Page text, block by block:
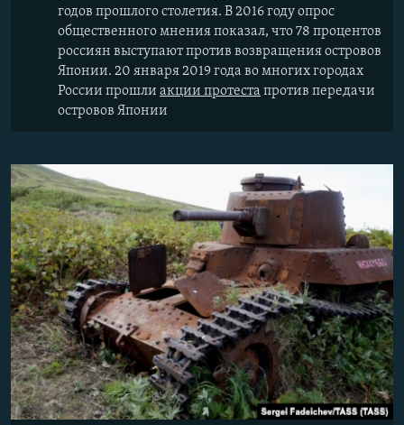
годов прошлого столетия. В 2016 году опрос
общественного мнения показал, что 78 процентов
россиян выступают против возвращения островов
Японии. 20 января 2019 года во многих городах
России прошли акции протеста против передачи
островов Японии